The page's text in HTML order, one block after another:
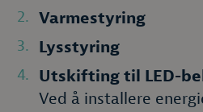
Varmestyring
Lysstyring
Utskifting til LED-
Ved å installere